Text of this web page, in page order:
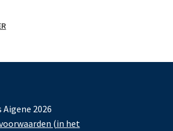
2026
(in het